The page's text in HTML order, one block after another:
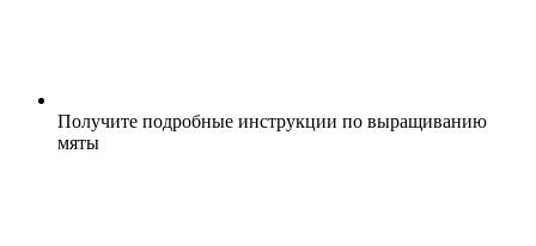
Получите подробные инструкции по выращиванию
мяты